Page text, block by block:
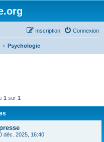
Connexion
Inscription
Psychologie
1 sur 1
déc. 2025, 16:40